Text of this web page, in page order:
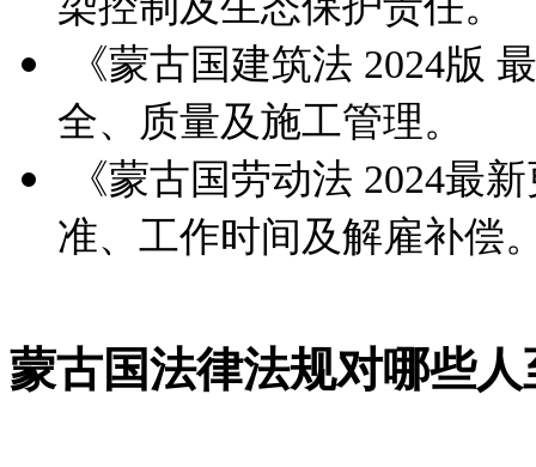
《蒙古国建筑法 2024版
全、质量及施工管理。
《蒙古国劳动法 2024最
准、工作时间及解雇补偿
蒙古国法律法规对哪些